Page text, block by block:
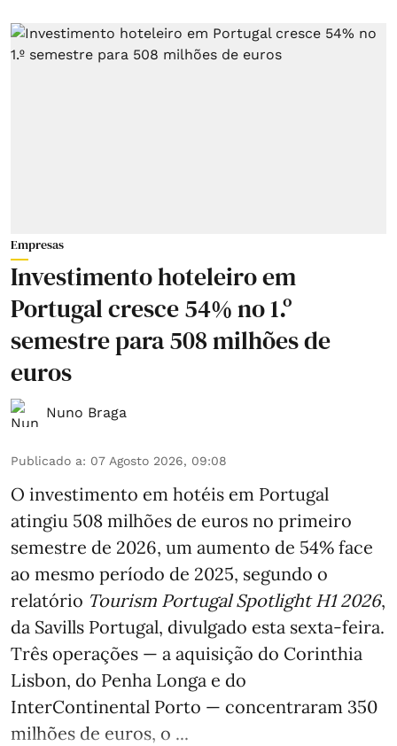
Empresas
Investimento hoteleiro em
Portugal cresce 54% no 1.º
semestre para 508 milhões de
euros
Nuno Braga
Publicado a: 07 Agosto 2026, 09:08
O investimento em hotéis em Portugal
atingiu 508 milhões de euros no primeiro
semestre de 2026, um aumento de 54% face
ao mesmo período de 2025, segundo o
relatório Tourism Portugal Spotlight H1 2026,
da Savills Portugal, divulgado esta sexta-feira.
Três operações — a aquisição do Corinthia
Lisbon, do Penha Longa e do
InterContinental Porto — concentraram 350
milhões de euros, o ...